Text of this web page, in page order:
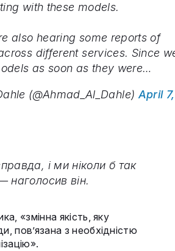
with these models.
also hearing some reports of
different services. Since
as soon as they were…
(@Ahmad_Al_Dahle)April 7,
і ми ніколи б так
наголосив він.
«змінна якість, яку
пов’язана з необхідністю